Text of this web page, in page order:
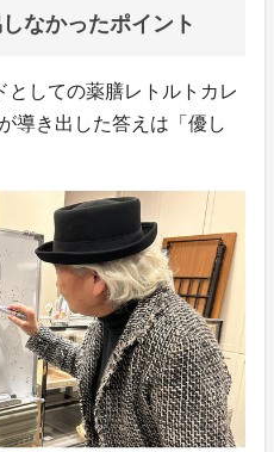
なかったポイント
としての薬膳レトルトカレ
導き出した答えは「優し